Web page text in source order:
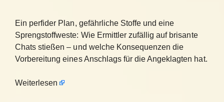
Ein perfider Plan, gefährliche Stoffe und eine
Sprengstoffweste: Wie Ermittler zufällig auf brisante
Chats stießen – und welche Konsequenzen die
Vorbereitung eines Anschlags für die Angeklagten hat.
Weiterlesen